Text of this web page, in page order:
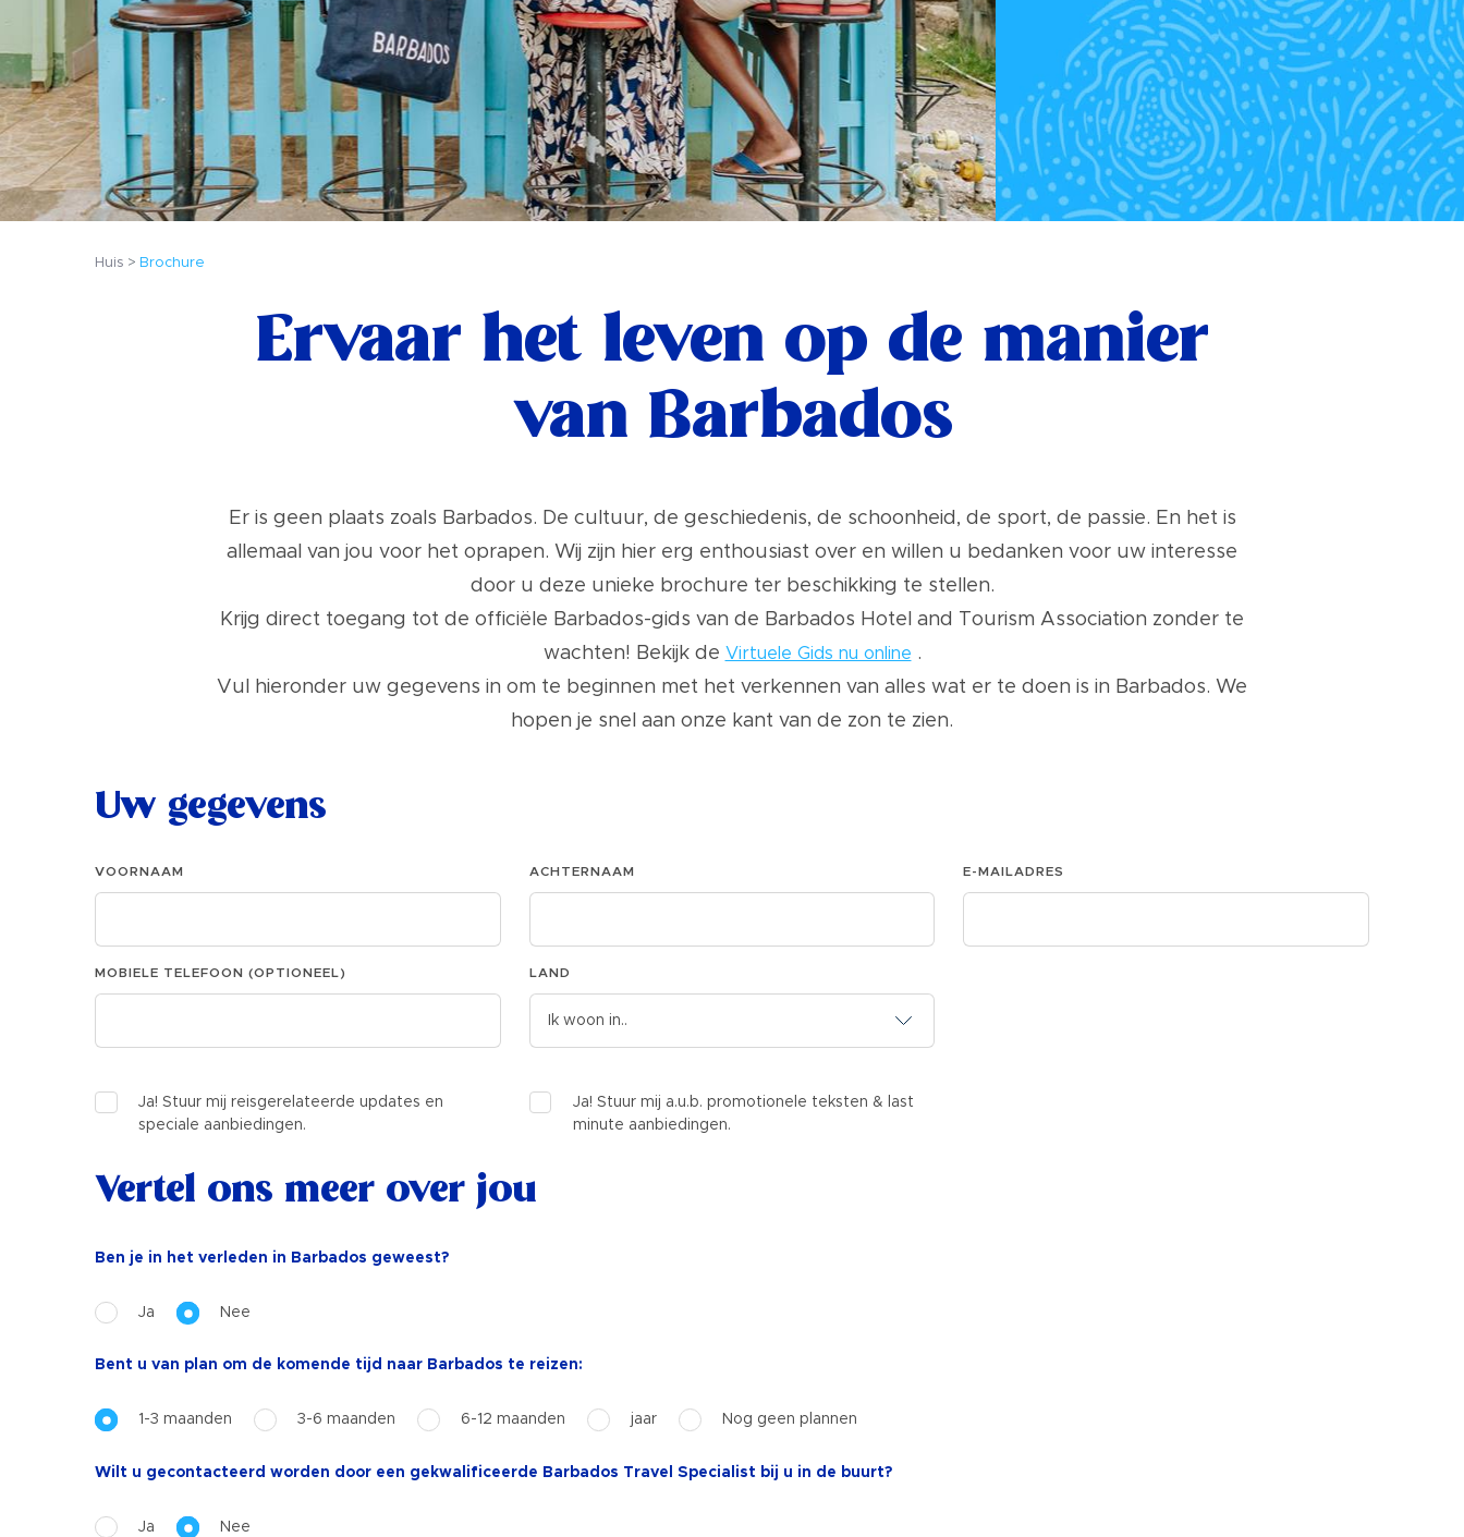
Huis Brochure
Ervaar het leven op de manier
van Barbados
Er is geen plaats zoals Barbados. De cultuur, de geschiedenis, de schoonheid, de sport, de passie. En het is
allemaal van jou voor het oprapen. Wij zijn hier erg enthousiast over en willen u bedanken voor uw interesse
door u deze unieke brochure ter beschikking te stellen.
Krijg direct toegang tot de officiële Barbados-gids van de Barbados Hotel and Tourism Association zonder te
wachten! Bekijk de Virtuele Gids nu online .
Vul hieronder uw gegevens in om te beginnen met het verkennen van alles wat er te doen is in Barbados. We
hopen je snel aan onze kant van de zon te zien.
Uw gegevens
VOORNAAM ACHTERNAAM E-MAILADRES
MOBIELE TELEFOON (OPTIONEEL) LAND
Ja! Stuur mij reisgerelateerde updates en
speciale aanbiedingen.
Ja! Stuur mij a.u.b. promotionele teksten & last
minute aanbiedingen.
Vertel ons meer over jou
Ben je in het verleden in Barbados geweest?
Ja Nee
Bent u van plan om de komende tijd naar Barbados te reizen:
1-3 maanden 3-6 maanden 6-12 maanden jaar Nog geen plannen
Wilt u gecontacteerd worden door een gekwalificeerde Barbados Travel Specialist bij u in de buurt?
Ja Nee